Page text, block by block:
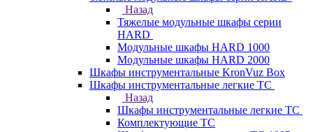
Назад
Тяжелые модульные шкафы серии
HARD
Модульные шкафы HARD 1000
Модульные шкафы HARD 2000
Шкафы инструментальные KronVuz Box
Шкафы инструментальные легкие ТС
Назад
Шкафы инструментальные легкие ТС
Комплектующие ТС